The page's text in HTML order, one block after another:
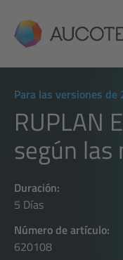
AUCOTEC
Para las versiones
RUPLAN
según las
Duración:
5 Días
Número de artículo:
620108